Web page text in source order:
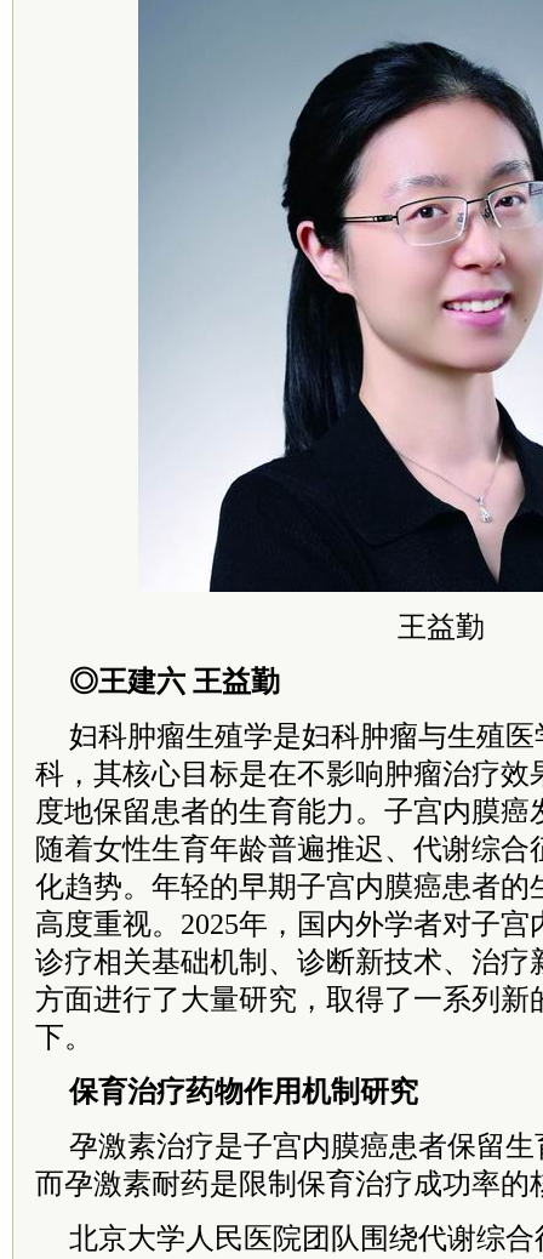
王益勤
◎王建六 王益勤
妇科肿瘤生殖学是妇科肿瘤与生殖
科，其核心目标是在不影响肿瘤治疗效
度地保留患者的生育能力。子宫内膜癌
随着女性生育年龄普遍推迟、代谢综合
化趋势。年轻的早期子宫内膜癌患者的
高度重视。2025年，国内外学者对子
诊疗相关基础机制、诊断新技术、治疗
方面进行了大量研究，取得了一系列新
下。
保育治疗药物作用机制研究
孕激素治疗是子宫内膜癌患者保留
而孕激素耐药是限制保育治疗成功率的
北京大学人民医院团队围绕代谢综